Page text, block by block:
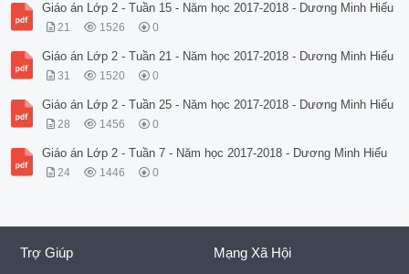
Giáo án Lớp 2 - Tuần 15 - Năm học 2017-2018 - Dương Minh Hiếu
21 1526 0
Giáo án Lớp 2 - Tuần 21 - Năm học 2017-2018 - Dương Minh Hiếu
31 1520 0
Giáo án Lớp 2 - Tuần 25 - Năm học 2017-2018 - Dương Minh Hiếu
28 1456 0
Giáo án Lớp 2 - Tuần 7 - Năm học 2017-2018 - Dương Minh Hiếu
24 1446 0
Trợ Giúp Mạng Xã Hội